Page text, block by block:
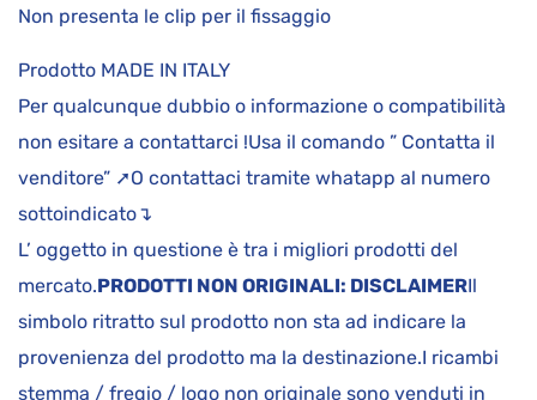
Non presenta le clip per il fissaggio
Prodotto MADE IN ITALY
Per qualcunque dubbio o informazione o compatibilità
non esitare a contattarci !Usa il comando ” Contatta il
venditore” ➚O contattaci tramite whatapp al numero
sottoindicato↴
L’ oggetto in questione è tra i migliori prodotti del
mercato.PRODOTTI NON ORIGINALI: DISCLAIMERIl
simbolo ritratto sul prodotto non sta ad indicare la
provenienza del prodotto ma la destinazione.I ricambi
stemma / fregio / logo non originale sono venduti in